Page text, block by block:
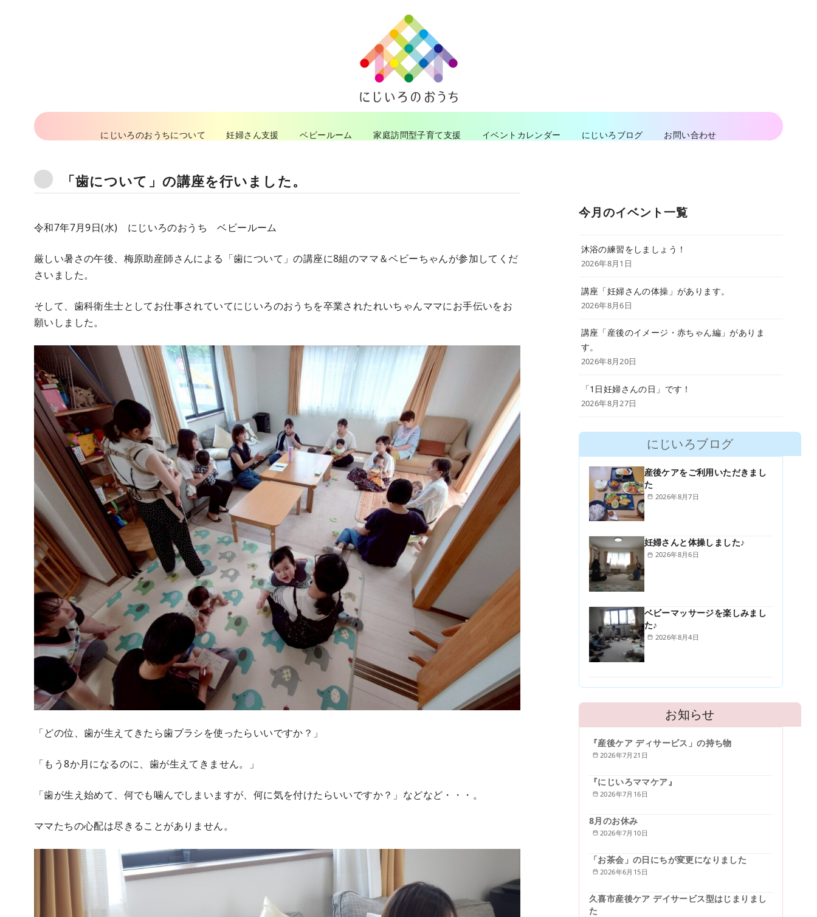
にじいろのおうちについて 妊婦さん支援 ベビールーム 家庭訪問型子育て支援 イベントカレンダー にじいろブログ お問い合わせ
「歯について」の講座を行いました。
令和7年7月9日(水) にじいろのおうち ベビールーム
厳しい暑さの午後、梅原助産師さんによる「歯について」の講座に8組のママ＆ベビーちゃんが参加してくだ
さいました。
そして、歯科衛生士としてお仕事されていてにじいろのおうちを卒業されたれいちゃんママにお手伝いをお
願いしました。
「どの位、歯が生えてきたら歯ブラシを使ったらいいですか？」
「もう8か月になるのに、歯が生えてきません。」
「歯が生え始めて、何でも噛んでしまいますが、何に気を付けたらいいですか？」などなど・・・。
ママたちの心配は尽きることがありません。
今月のイベント一覧
沐浴の練習をしましょう！
2026年8月1日
講座「妊婦さんの体操」があります。
2026年8月6日
講座「産後のイメージ・赤ちゃん編」がありま
す。
2026年8月20日
「1日妊婦さんの日」です！
2026年8月27日
にじいろブログ
2026年8月7日
産後ケアをご利用いただきまし
た
2026年8月6日
妊婦さんと体操しました♪
2026年8月4日
ベビーマッサージを楽しみまし
た♪
お知らせ
2026年7月21日
『産後ケア ディサービス」の持ち物
2026年7月16日
『にじいろママケア』
2026年7月10日
8月のお休み
2026年6月15日
「お茶会」の日にちが変更になりました
久喜市産後ケア デイサービス型はじまりまし
た